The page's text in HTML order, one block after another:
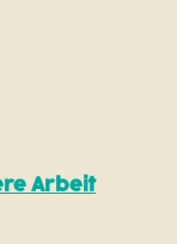
Arbeit